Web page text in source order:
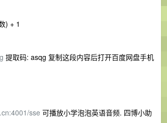
) + 1
提取码: asqg 复制这段内容后打开百度网盘手机
sse 可播放小学泡泡英语音频. 四博小助